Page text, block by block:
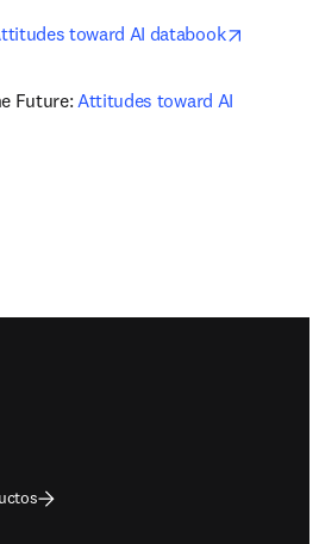
toward AI databook
Future: Attitudes toward AI